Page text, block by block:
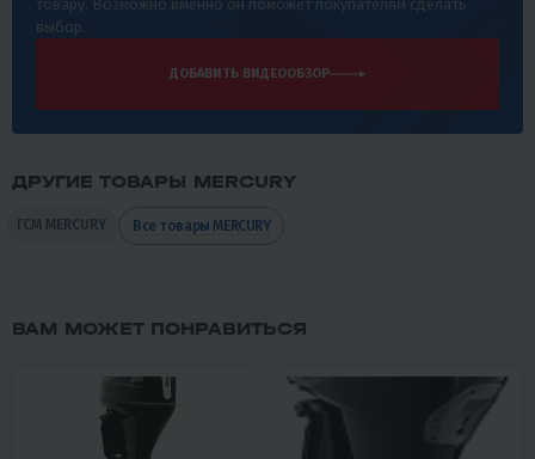
товару. Возможно именно он поможет покупателям сделать
выбор.
ДОБАВИТЬ ВИДЕООБЗОР
ДРУГИЕ ТОВАРЫ MERCURY
ГСМ MERCURY Все товары MERCURY
ВАМ МОЖЕТ ПОНРАВИТЬСЯ